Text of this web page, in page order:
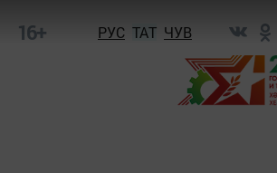
16+ РУС ТАТ ЧУВ